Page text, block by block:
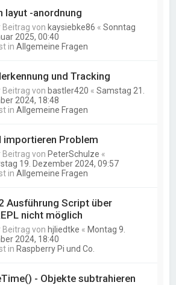
layut -anordnung
Beitrag von kaysiebke86 «Sonntag
2025, 00:40
inAllgemeine Fragen
und Tracking
Beitrag von bastler420 «Samstag 21.
2024, 18:48
inAllgemeine Fragen
importieren Problem
Beitrag von PeterSchulze «
19. Dezember 2024, 09:57
inAllgemeine Fragen
Ausführung Script über
nicht möglich
Beitrag von hjliedtke « Montag 9.
2024, 18:40
in Raspberry Pi und Co.
- Objekte subtrahieren